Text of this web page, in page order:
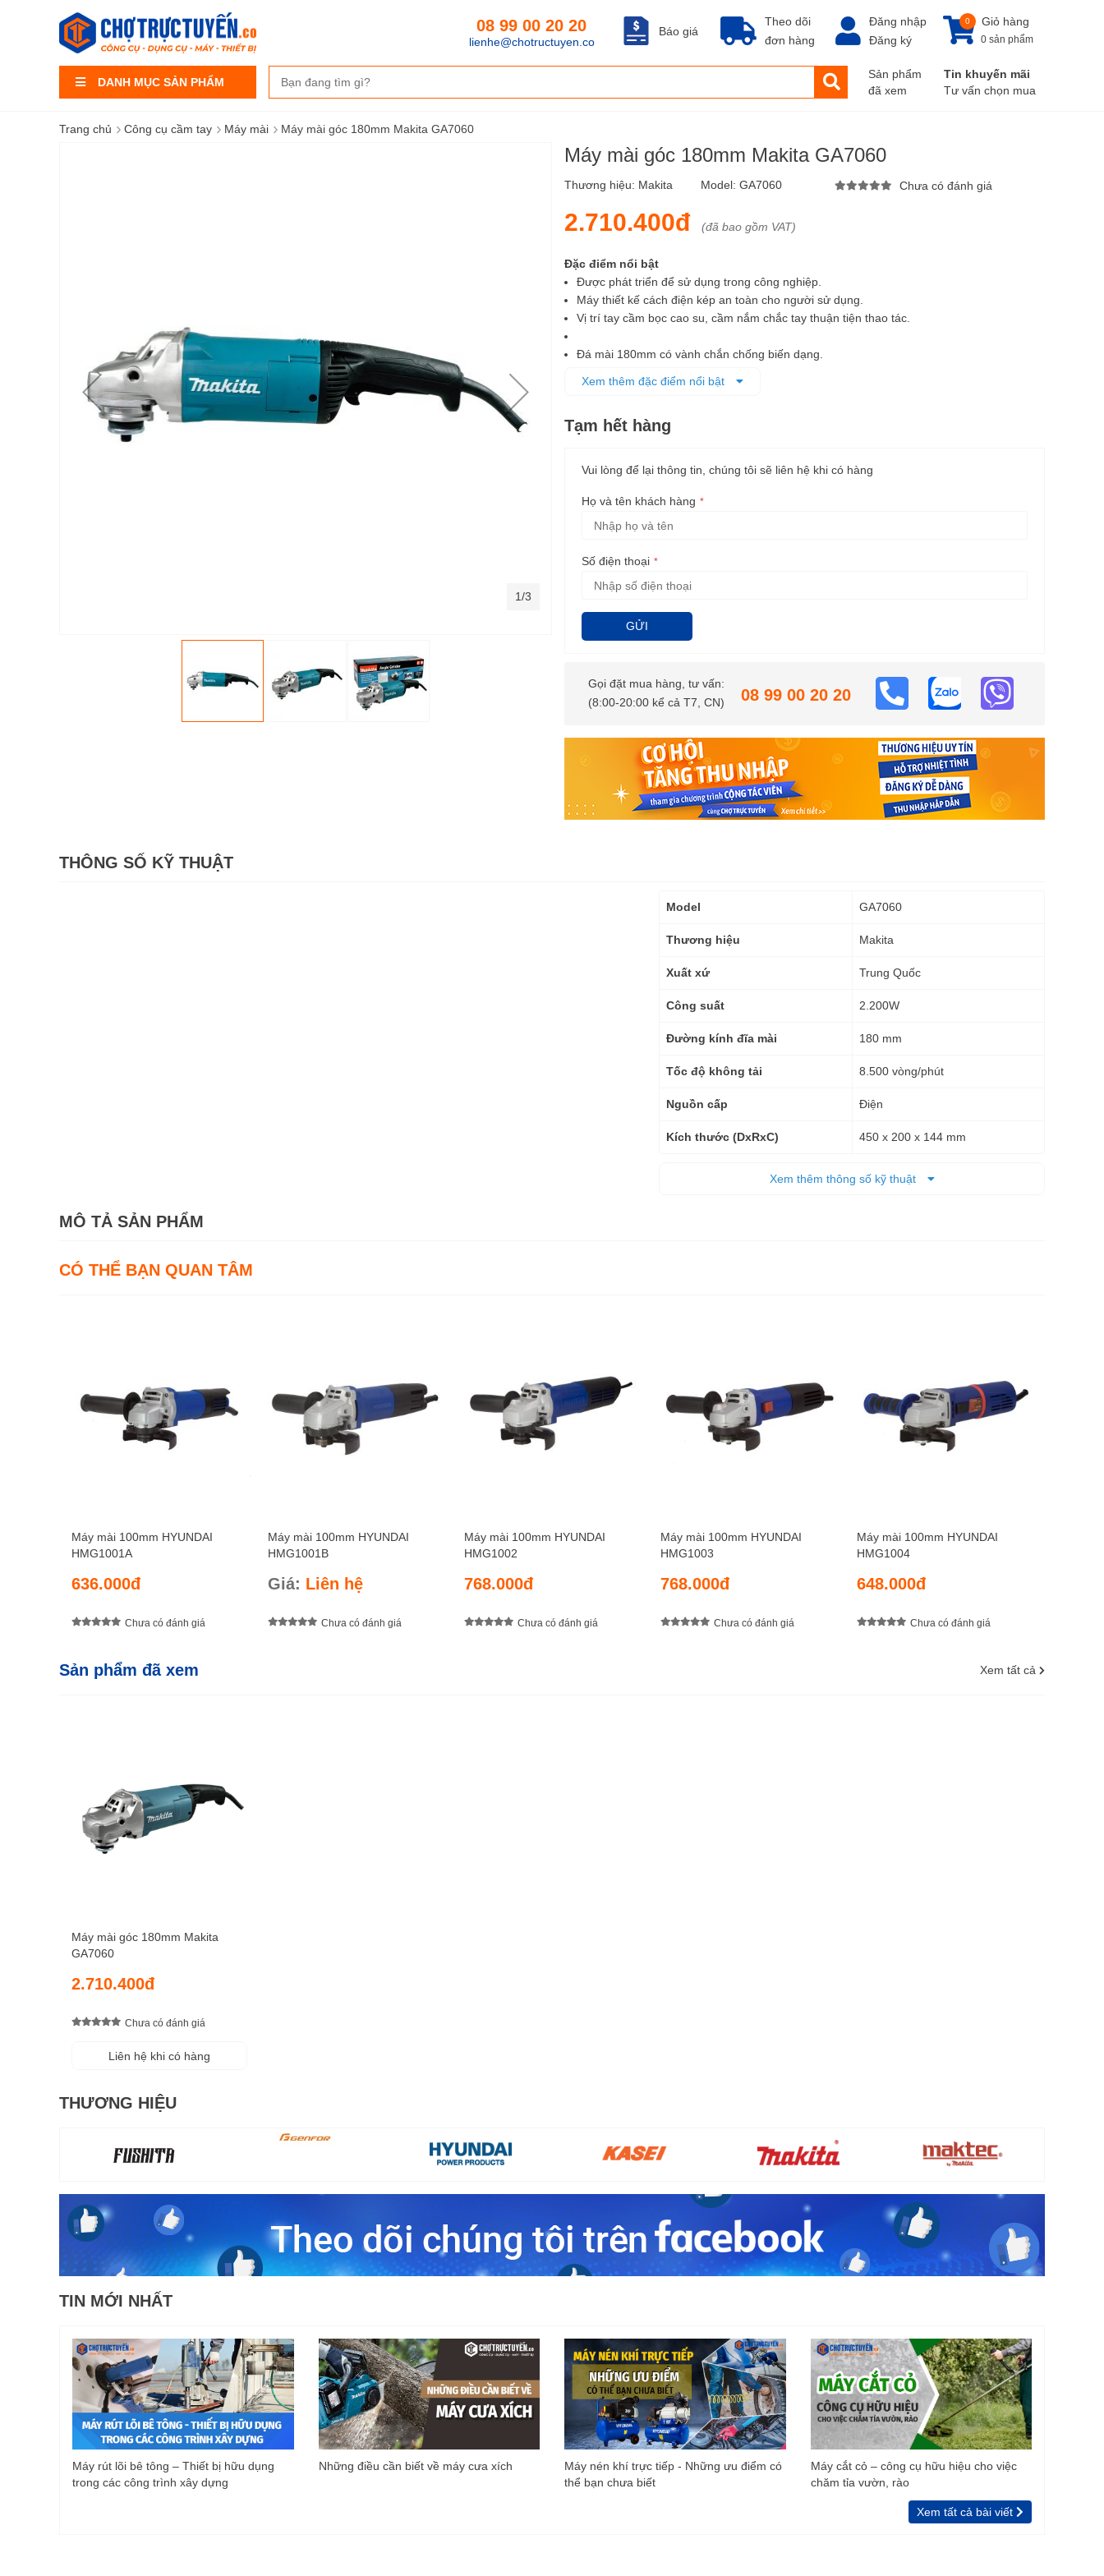
DANH MỤC SẢN PHẨM
Theo dõi
đơn hàng
Báo giá
08 99 00 20 20
lienhe@chotructuyen.co
Đăng nhập
Đăng ký
Giỏ hàng
0
0 sản phẩm
Sản phẩm
đã xem
Tin khuyến mãi
Tư vấn chọn mua
Trang chủ › Công cụ cầm tay › Máy mài › Máy mài góc 180mm Makita GA7060
Máy mài góc 180mm Makita GA7060
Thương hiệu: Makita Model: GA7060 Chưa có đánh giá
2.710.400đ (đã bao gồm VAT)
Đặc điểm nổi bật
Được phát triển để sử dụng trong công nghiệp.
Máy thiết kế cách điện kép an toàn cho người sử dụng.
Vị trí tay cầm bọc cao su, cầm nắm chắc tay thuận tiện thao tác.
Đá mài 180mm có vành chắn chống biến dạng.
Dây dẫn điện dài tăng phạm vi hoạt động.
Xem thêm đặc điểm nổi bật
Tạm hết hàng
Vui lòng để lại thông tin, chúng tôi sẽ liên hệ khi có hàng
Họ và tên khách hàng
Số điện thoại
GỬI
Gọi đặt mua hàng, tư vấn:
(8:00-20:00 kể cả T7, CN)
08 99 00 20 20
1/3
THÔNG SỐ KỸ THUẬT
Thông
kỹ
Model GA7060
Thương hiệu Makita
Xuất xứ Trung Quốc
Công suất 2.200W
Đường kính đĩa mài 180 mm
Tốc độ không tải 8.500 vòng/phút
Nguồn cấp Điện
Kích thước (DxRxC) 450 x 200 x 144 mm
Xem thêm thông số kỹ thuật
MÔ TẢ SẢN PHẨM
CÓ THỂ BẠN QUAN TÂM
Máy mài 100mm HYUNDAI
HMG1001A
636.000đ
Chưa có đánh giá
Máy mài 100mm HYUNDAI
HMG1001B
Giá: Liên hệ
Chưa có đánh giá
Máy mài 100mm HYUNDAI
HMG1002
768.000đ
Chưa có đánh giá
Máy mài 100mm HYUNDAI
HMG1003
768.000đ
Chưa có đánh giá
Máy mài 100mm HYUNDAI
HMG1004
648.000đ
Chưa có đánh giá
Sản phẩm đã xem Xem tất cả
Máy mài góc 180mm Makita
GA7060
2.710.400đ
Chưa có đánh giá
Liên hệ khi có hàng
THƯƠNG HIỆU
TIN MỚI NHẤT
Máy rút lõi bê tông – Thiết bị hữu dụng
trong các công trình xây dựng
Những điều cần biết về máy cưa xích
Máy nén khí trực tiếp - Những ưu điểm có
thể bạn chưa biết
Máy cắt cỏ – công cụ hữu hiệu cho việc
chăm tỉa vườn, rào
Xem tất cả bài viết